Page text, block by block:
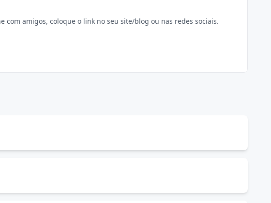
com amigos, coloque o link no seu site/blog ou nas redes sociais.